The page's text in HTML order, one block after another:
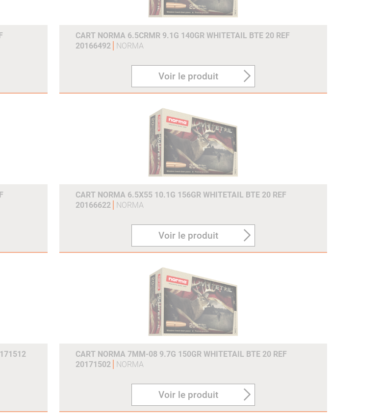
CART NORMA 6.5CRMR 9.1G 140GR WHITETAIL BTE 20 REF
20166492
NORMA
Voir le produit
CART NORMA 6.5X55 10.1G 156GR WHITETAIL BTE 20 REF
20166622
NORMA
Voir le produit
CART NORMA 7MM-08 9.7G 150GR WHITETAIL BTE 20 REF
20171502
NORMA
Voir le produit